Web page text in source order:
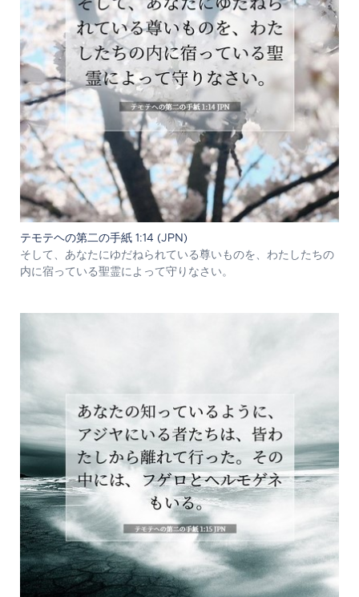
テモテヘの第二の手紙 1:14 (JPN)
そして、あなたにゆだねられている尊いものを、わたしたちの
内に宿っている聖霊によって守りなさい。